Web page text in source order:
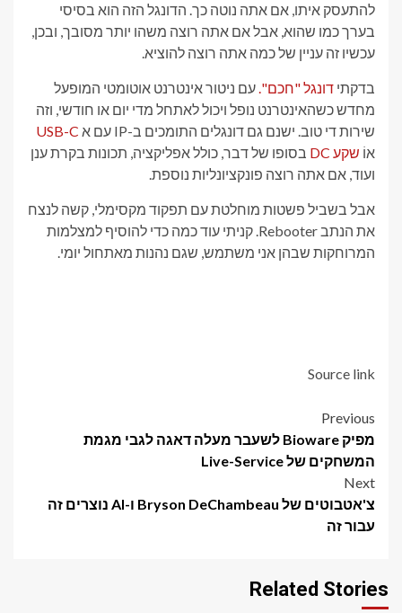
להתעסק איתו, אם אתה נוטה כך. הדונגל הזה הוא בסיסי
בערך כמו שהוא, אבל אם אתה רוצה משהו יותר מסובך, ובכן,
עכשיו זה עניין של כמה אתה רוצה להוציא.
בדקתי דונגל "חכם".עם ניטור אינטרנט אוטומטי המופעל
מחדש כשהאינטרנט נופל ויכול לאתחל מדי יום או חודשי, וזה
שירות די טוב. ישנם גם דונגלים התומכים ב-IP עם א
USB-C
אוֹ שקע DC
בסופו של דבר, כולל אפליקציה, תכונות בקרת ענן
ועוד, אם אתה רוצה פונקציונליות נוספת.
אבל בשביל פשטות מוחלטת עם תפקוד מקסימלי, קשה לנצח
את הנתב Rebooter. קניתי עוד כמה כדי להוסיף למצלמות
המרוחקות שבהן אני משתמש, שגם נהנות מאתחול יומי.
Source link
Post
navigation
Previous
מפיק Bioware לשעבר מעלה דאגה לגבי מגמת
המשחקים של Live-Service
Next
צ'אטבוטים של Bryson DeChambeau ו-AI נוצרים זה
עבור זה
Related Stories